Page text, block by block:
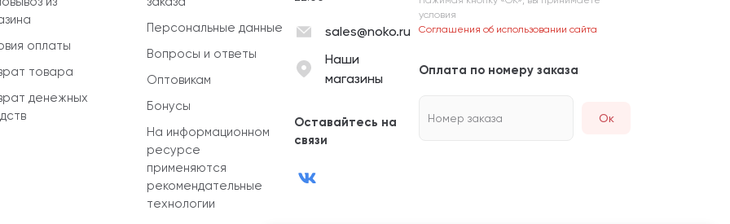
оплаты
товара
денежных
Персональные данные
Вопросы и ответы
Оптовикам
Бонусы
На информационном
ресурсе
применяются
рекомендательные
технологии
sales@noko.ru
Наши
магазины
Оставайтесь на
связи
условия
Соглашения об использовании сайта
Оплата по номеру заказа
Номер заказа Ок